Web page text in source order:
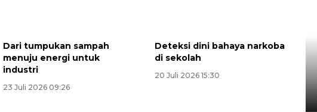
Dari tumpukan sampah
menuju energi untuk
industri
23 Juli 2026 09:26
Deteksi dini bahaya narkoba
di sekolah
20 Juli 2026 15:30
BNPB optimalkan penguatan
Jawa Timur